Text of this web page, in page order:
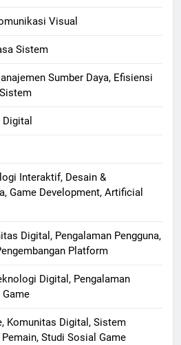
Visual
Sistem
Sumber Daya, Efisiensi
Interaktif, Desain &
Game Development, Artificial
Digital, Pengalaman Pengguna,
Platform
Digital, Pengalaman
Komunitas Digital, Sistem
Studi Sosial Game